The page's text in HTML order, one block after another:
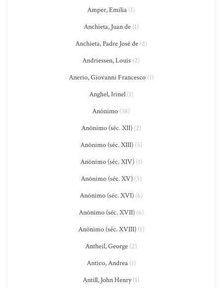
Amper, Emilia (1)
Anchieta, Juan de(1)
Anchieta, Padre José de(2)
Andriessen, Louis (2)
Anerio, Giovanni Francesco(1)
Anghel, Irinel(1)
Anônimo (38)
Anônimo (séc. XII)(2)
Anônimo (séc. XIII)(5)
Anônimo (séc. XIV)(1)
Anônimo (séc. XV)(5)
Anônimo (séc. XVI)(6)
Anônimo (séc. XVII)(6)
Anônimo (séc. XVIII)(1)
Antheil, George (2)
Antico, Andrea(1)
Antill, John Henry(1)